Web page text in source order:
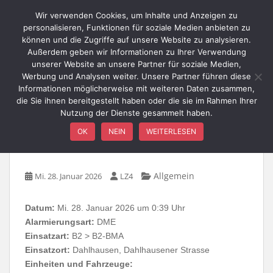
B2-BMA / Dahlhausener
Straße
Mi. 28. Januar 2026 LZ4 Allgemein
Datum: Mi. 28. Januar 2026 um 0:39 Uhr
Alarmierungsart: DME
Einsatzart: B2 > B2-BMA
Einsatzort: Dahlhausen, Dahlhausener Strasse
Einheiten und Fahrzeuge:
Wir verwenden Cookies, um Inhalte und Anzeigen zu
personalisieren, Funktionen für soziale Medien anbieten zu
können und die Zugriffe auf unsere Website zu analysieren.
Außerdem geben wir Informationen zu Ihrer Verwendung
unserer Website an unsere Partner für soziale Medien,
Werbung und Analysen weiter. Unsere Partner führen diese
Informationen möglicherweise mit weiteren Daten zusammen,
die Sie ihnen bereitgestellt haben oder die sie im Rahmen Ihrer
Nutzung der Dienste gesammelt haben.
OK NEIN WEITERLESEN